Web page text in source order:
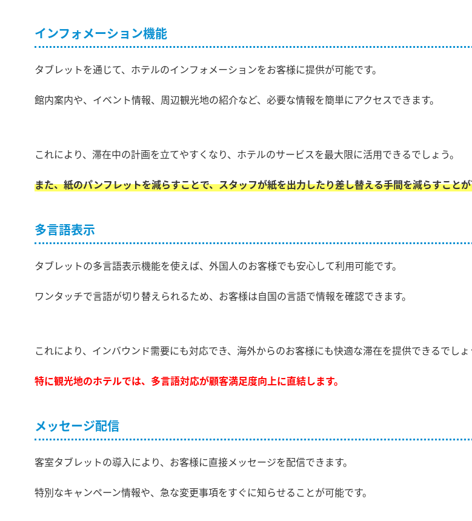
インフォメーション機能
タブレットを通じて、ホテルのインフォメーションをお客様に提供が可能です。
館内案内や、イベント情報、周辺観光地の紹介など、必要な情報を簡単にアクセスできます。
これにより、滞在中の計画を立てやすくなり、ホテルのサービスを最大限に活用できるでしょう。
また、紙のパンフレットを減らすことで、スタッフが紙を出力したり差し替える手間を減らすこと
多言語表示
タブレットの多言語表示機能を使えば、外国人のお客様でも安心して利用可能です。
ワンタッチで言語が切り替えられるため、お客様は自国の言語で情報を確認できます。
これにより、インバウンド需要にも対応でき、海外からのお客様にも快適な滞在を提供できるでしょ
特に観光地のホテルでは、多言語対応が顧客満足度向上に直結します。
メッセージ配信
客室タブレットの導入により、お客様に直接メッセージを配信できます。
特別なキャンペーン情報や、急な変更事項をすぐに知らせることが可能です。